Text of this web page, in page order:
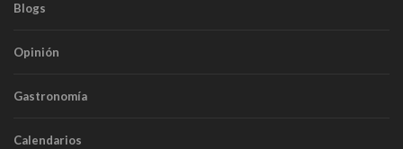
Blogs
Opinión
Gastronomía
Calendarios